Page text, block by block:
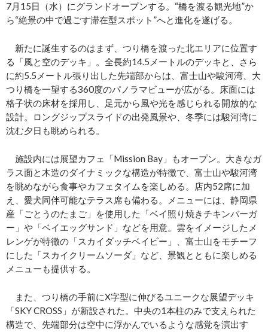
7月15日（水）にグランドオープンする。“橋を渡る観光地”か
ら“絶景の中で過ごす滞在型スポット”へと進化を遂げる。
新たに誕生するのはまず、つり橋を渡った北エリアに位置す
る「風と空のデッキ」。全長約14.5メートルのデッキと、さら
に約5.5メートル張り出した先端部からは、富士山や駿河湾、大
つり橋を一望する360度のパノラマビューが広がる。床面には
格子状の床材を採用し、足元から風や光を感じられる開放的な
設計。ロングジップスライドの出発風景や、冬季には駿河湾に
沈む夕日も眺められる。
施設内には展望カフェ「Mission Bay」もオープン。大きなガ
ラス面と木造のダイナミックな構造が特徴で、富士山や駿河湾
を眺めながら食事やカフェタイムを楽しめる。店内52席に加
え、愛犬同伴可能なテラス席も備わる。メニューには、静岡県
産「ごとうのたまご」を使用した「ベイ照り焼きチキンバーガ
ー」や「ベイエッグサンド」などを用意。雲をイメージしたメ
レンゲが特徴の「スカイダッチベイビー」、富士山をモチーフ
にした「スカイクリームソーダ」など、景観とともに楽しめる
メニューも提供する。
また、つり橋の手前にX字型に伸びるユニークな展望デッキ
「SKY CROSS」が新設された。中央の1本柱のみで支えられた
構造で、先端部分は空中に浮かんでいるような感覚を演出す